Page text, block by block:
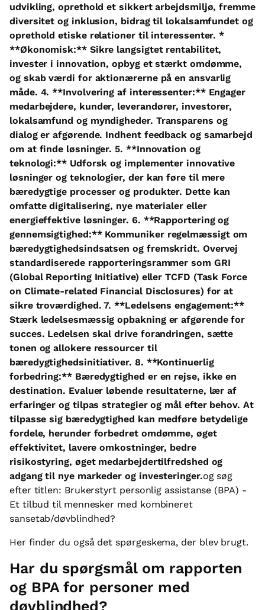
udvikling, oprethold et sikkert arbejdsmiljø, fremme
diversitet og inklusion, bidrag til lokalsamfundet og
oprethold etiske relationer til interessenter. *
**Økonomisk:** Sikre langsigtet rentabilitet,
invester i innovation, opbyg et stærkt omdømme,
og skab værdi for aktionærerne på en ansvarlig
måde. 4. **Involvering af interessenter:** Engager
medarbejdere, kunder, leverandører, investorer,
lokalsamfund og myndigheder. Transparens og
dialog er afgørende. Indhent feedback og samarbejd
om at finde løsninger. 5. **Innovation og
teknologi:** Udforsk og implementer innovative
løsninger og teknologier, der kan føre til mere
bæredygtige processer og produkter. Dette kan
omfatte digitalisering, nye materialer eller
energieffektive løsninger. 6. **Rapportering og
gennemsigtighed:** Kommuniker regelmæssigt om
bæredygtighedsindsatsen og fremskridt. Overvej
standardiserede rapporteringsrammer som GRI
(Global Reporting Initiative) eller TCFD (Task Force
on Climate-related Financial Disclosures) for at
sikre troværdighed. 7. **Ledelsens engagement:**
Stærk ledelsesmæssig opbakning er afgørende for
succes. Ledelsen skal drive forandringen, sætte
tonen og allokere ressourcer til
bæredygtighedsinitiativer. 8. **Kontinuerlig
forbedring:** Bæredygtighed er en rejse, ikke en
destination. Evaluer løbende resultaterne, lær af
erfaringer og tilpas strategier og mål efter behov. At
tilpasse sig bæredygtighed kan medføre betydelige
fordele, herunder forbedret omdømme, øget
effektivitet, lavere omkostninger, bedre
risikostyring, øget medarbejdertilfredshed og
adgang til nye markeder og investeringer.og søg
efter titlen: Brukerstyrt personlig assistanse (BPA) -
Et tilbud til mennesker med kombineret
sansetab/døvblindhed?
Her finder du også det spørgeskema, der blev brugt.
Har du spørgsmål om rapporten
og BPA for personer med
døvblindhed?